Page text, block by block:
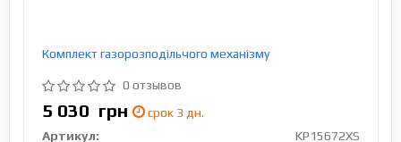
Комплект газорозподільчого механізму
0 отзывов
5 030 грн
срок 3 дн.
Артикул:
KP15672XS